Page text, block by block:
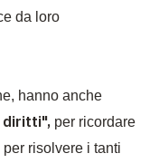
da loro
hanno anche
diritti", per ricordare
risolvere i tanti